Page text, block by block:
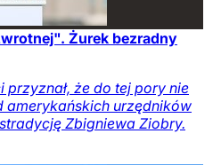
Żurek bezradny
że do tej pory nie
amerykańskich urzędników
Zbigniewa Ziobry.